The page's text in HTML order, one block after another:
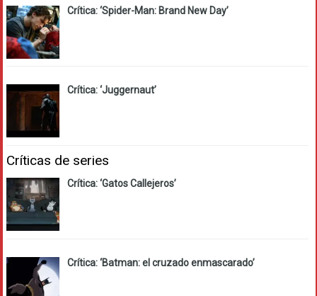
Crítica: ‘Spider-Man: Brand New Day’
Crítica: ‘Juggernaut’
Críticas de series
Crítica: ‘Gatos Callejeros’
Crítica: ‘Batman: el cruzado enmascarado’